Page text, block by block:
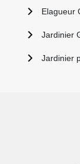
Elagueur
Jardinier
Jardinier